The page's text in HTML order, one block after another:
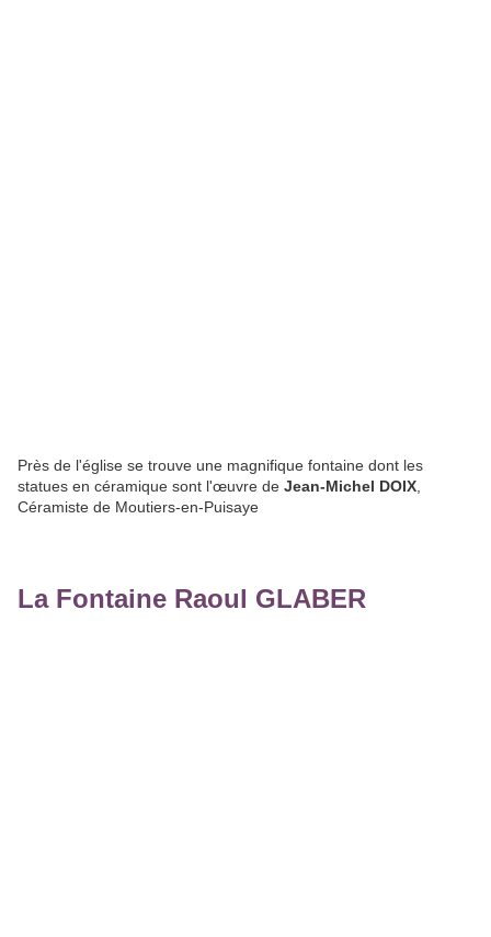
Près de l'église se trouve une magnifique fontaine dont les
statues en céramique sont l'œuvre de Jean-Michel DOIX
Céramiste de Moutiers-en-Puisaye
La Fontaine Raoul GLABER